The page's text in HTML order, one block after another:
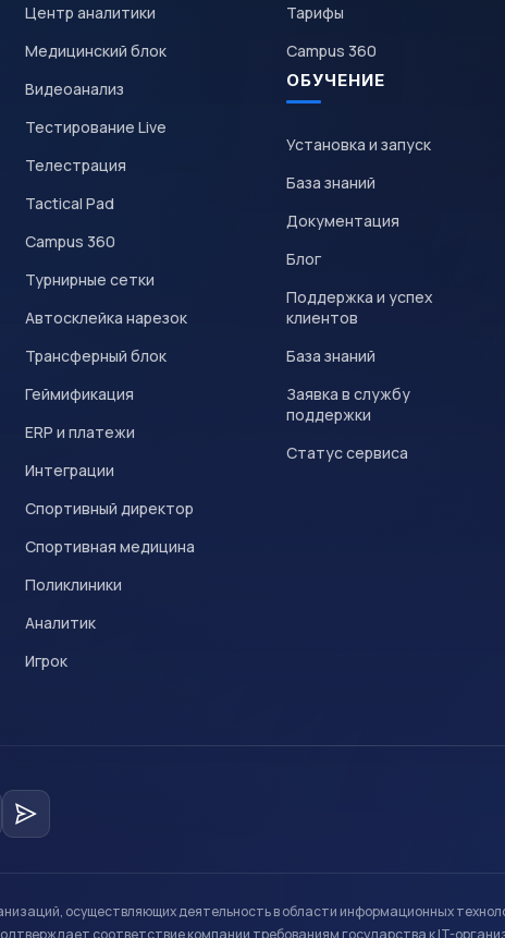
Центр аналитики
Медицинский блок
Видеоанализ
Тестирование Live
Телестрация
Tactical Pad
Campus 360
Турнирные сетки
Автосклейка нарезок
Трансферный блок
Геймификация
ERP и платежи
Интеграции
Спортивный директор
Спортивная медицина
Поликлиники
Аналитик
Игрок
Тарифы
Campus 360
ОБУЧЕНИЕ
Установка и запуск
База знаний
Документация
Блог
Поддержка и успех
клиентов
База знаний
Заявка в службу
поддержки
Статус сервиса
осуществляющих деятельность в области информационных
соответствие компании требованиям государства к IT-